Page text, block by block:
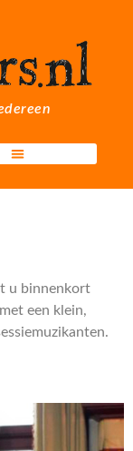
u binnenkort
een klein,